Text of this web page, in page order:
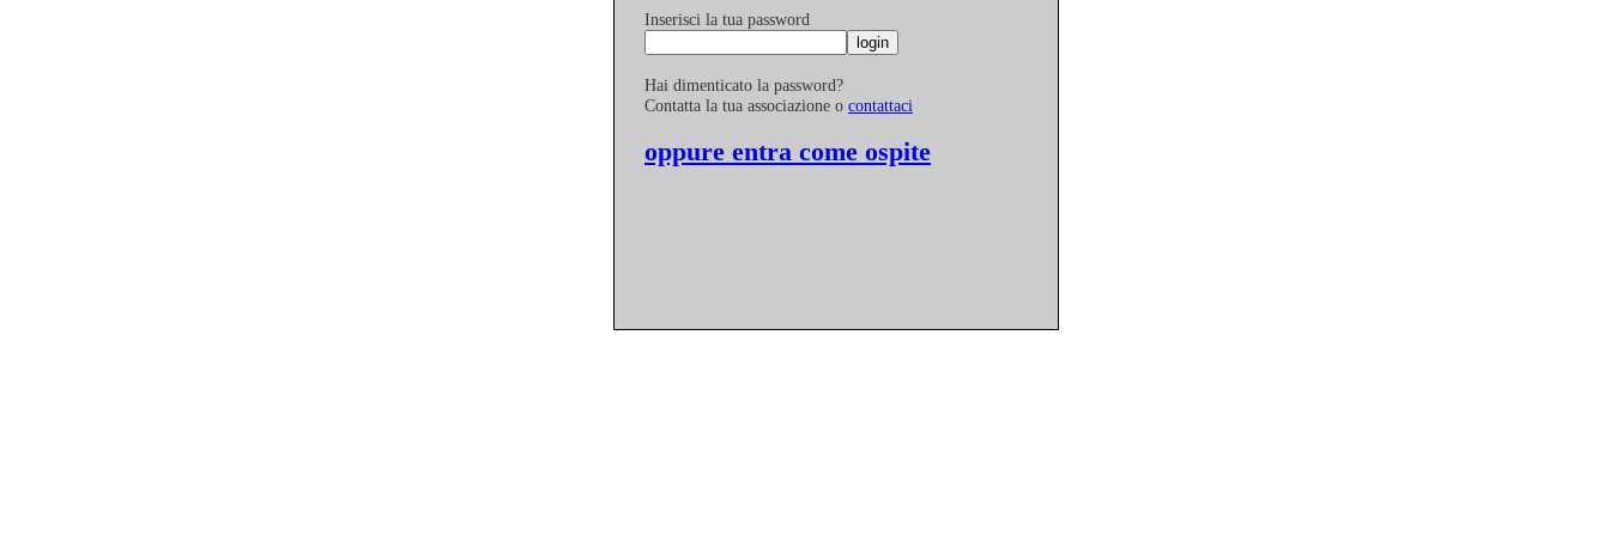
Inserisci la tua password
Hai dimenticato la password?
Contatta la tua associazione o contattaci
oppure entra come ospite